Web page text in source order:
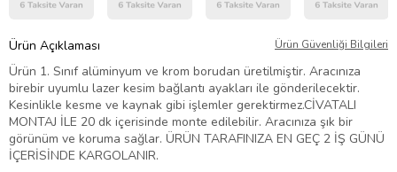
Ürün Açıklaması Ürün Güvenliği Bilgileri
Ürün 1. Sınıf alüminyum ve krom borudan üretilmiştir. Aracınıza
birebir uyumlu lazer kesim bağlantı ayakları ile gönderilecektir.
Kesinlikle kesme ve kaynak gibi işlemler gerektirmez.CİVATALI
MONTAJ İLE 20 dk içerisinde monte edilebilir. Aracınıza şık bir
görünüm ve koruma sağlar. ÜRÜN TARAFINIZA EN GEÇ 2 İŞ GÜNÜ
İÇERİSİNDE KARGOLANIR.